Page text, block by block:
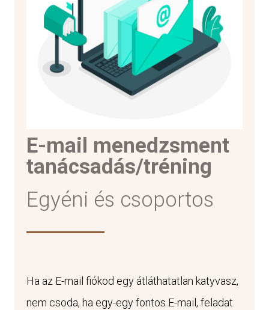
E-mail menedzsment
tanácsadás/tréning
Egyéni és csoportos
Ha az E-mail fiókod egy átláthatatlan katyvasz,
nem csoda, ha egy-egy fontos E-mail, feladat